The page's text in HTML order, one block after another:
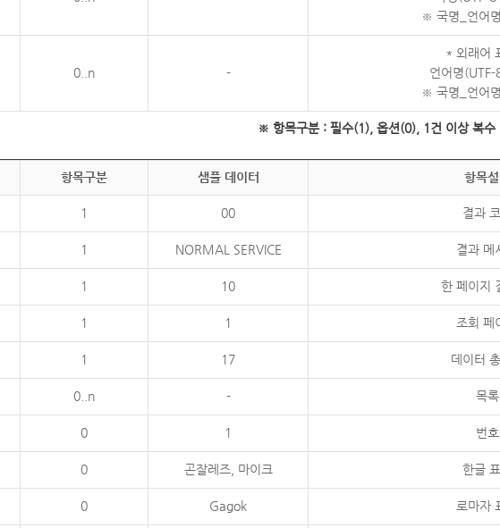
※ 국명_언어
0..n -
* 외래어
언어명(UTF-
※ 국명_언어
※ 항목구분 : 필수(1), 옵션(0), 1건 이상 복
항목구분 샘플 데이터 항목
1 00 결과
1 NORMAL SERVICE 결과 메
1 10 한 페이지
1 1 조회 페
1 17 데이터
0..n - 목록
0 1 번호
0 곤잘레즈, 마이크 한글 표
0 Gagok 로마자